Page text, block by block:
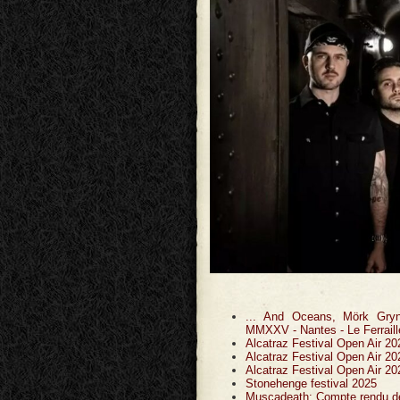
... And Oceans, Mörk
MMXXV - Nantes - Le
Alcatraz Festival Open Air
Alcatraz Festival Open Air
Alcatraz Festival Open Air
Stonehenge festival 2025
Muscadeath: Compte rendu